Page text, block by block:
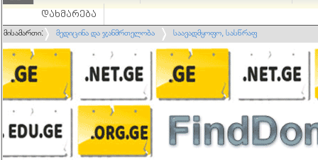
დახმარება
მისამართი: მედიცინა და ჯანმრთელობა საავადმყოფო, სასწრაფ